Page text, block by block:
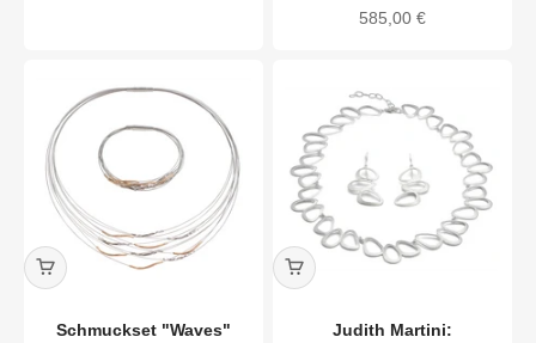
Angebot
585,00 €
Schmuckset "Waves"
Judith Martini: